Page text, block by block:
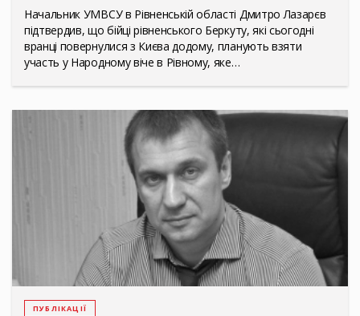
Начальник УМВСУ в Рівненській області Дмитро Лазарєв
підтвердив, що бійці рівненського Беркуту, які сьогодні
вранці повернулися з Києва додому, планують взяти
участь у Народному віче в Рівному, яке…
ПУБЛІКАЦІЇ